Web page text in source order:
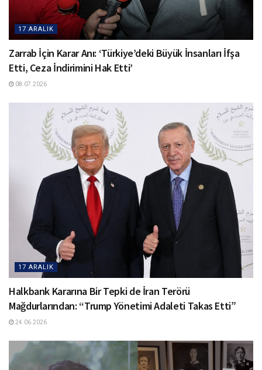
17 ARALIK
Zarrab İçin Karar Anı: ‘Türkiye’deki Büyük İnsanları İfşa
Etti, Ceza İndirimini Hak Etti’
08.07.2026
17 ARALIK
Halkbank Kararına Bir Tepki de İran Terörü
Mağdurlarından: “Trump Yönetimi Adaleti Takas Etti”
24.06.2026